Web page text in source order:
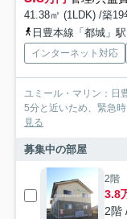
41.38㎡ (1LDK) /築19
日豊本線「都城」
インターネット対応
ユミール・マリン：日
5分と近いため、緊急
見る
募集中の部屋
2階
3.8
2階